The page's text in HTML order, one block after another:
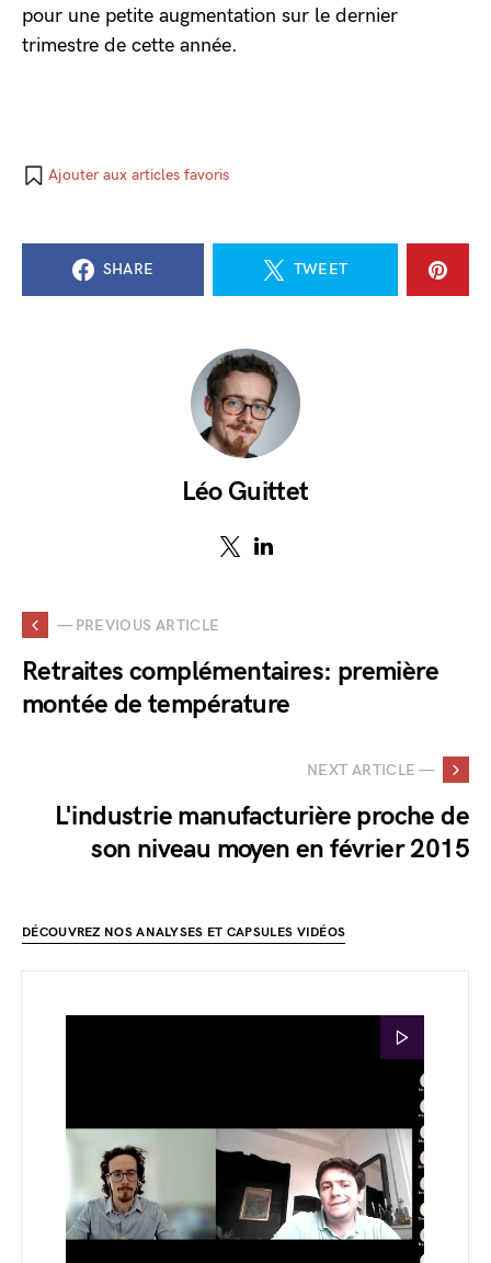
pour une petite augmentation sur le dernier
trimestre de cette année.
Ajouter aux articles favoris
SHARE TWEET
Léo Guittet
— PREVIOUS ARTICLE
Retraites complémentaires: première
montée de température
NEXT ARTICLE —
L'industrie manufacturière proche de
son niveau moyen en février 2015
DÉCOUVREZ NOS ANALYSES ET CAPSULES VIDÉOS